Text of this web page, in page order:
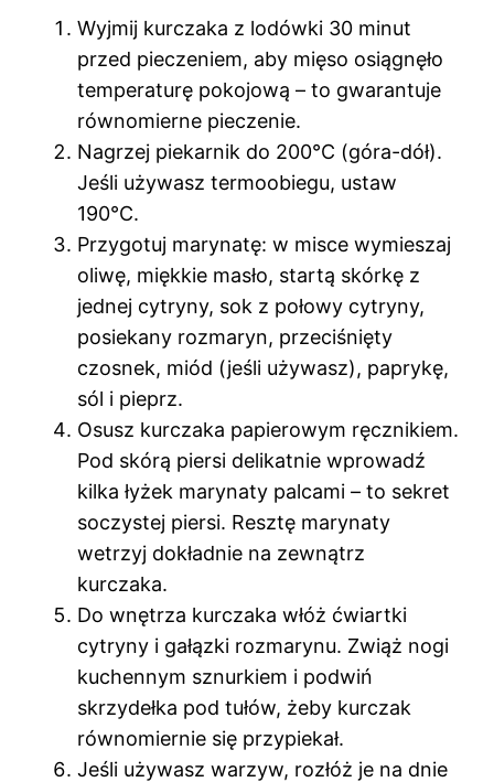
Wyjmij kurczaka z lodówki 30 minut
przed pieczeniem, aby mięso osiągnęło
temperaturę pokojową – to gwarantuje
równomierne pieczenie.
Nagrzej piekarnik do 200°C (góra-dół).
Jeśli używasz termoobiegu, ustaw
190°C.
Przygotuj marynatę: w misce wymieszaj
oliwę, miękkie masło, startą skórkę z
jednej cytryny, sok z połowy cytryny,
posiekany rozmaryn, przeciśnięty
czosnek, miód (jeśli używasz), paprykę,
sól i pieprz.
Osusz kurczaka papierowym ręcznikiem.
Pod skórą piersi delikatnie wprowadź
kilka łyżek marynaty palcami – to sekret
soczystej piersi. Resztę marynaty
wetrzyj dokładnie na zewnątrz
kurczaka.
Do wnętrza kurczaka włóż ćwiartki
cytryny i gałązki rozmarynu. Zwiąż nogi
kuchennym sznurkiem i podwiń
skrzydełka pod tułów, żeby kurczak
równomiernie się przypiekał.
Jeśli używasz warzyw, rozłóż je na dnie